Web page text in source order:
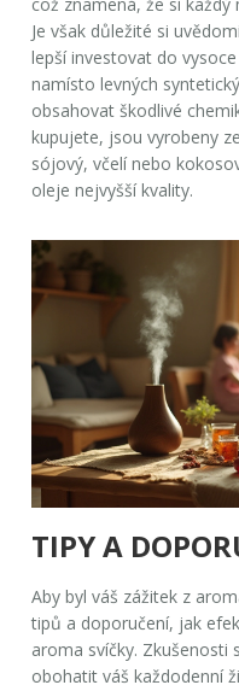
Je však důležité si
lepší investovat do
namísto levných
obsahovat škodlivé
kupujete, jsou vyrobeny
sójový, včelí nebo
oleje nejvyšší kvality.
TIPY A
Aby byl váš zážitek z
tipů a doporučení, jak
aroma svíčky. Zkušenosti
obohatit váš každodenní